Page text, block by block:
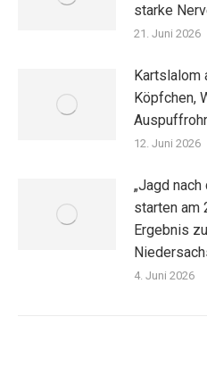
starke
21. Juni 2026
Kartslalom
Köpfchen,
12. Juni 2026
„Jagd
starten am
Ergebnis
4. Juni 2026